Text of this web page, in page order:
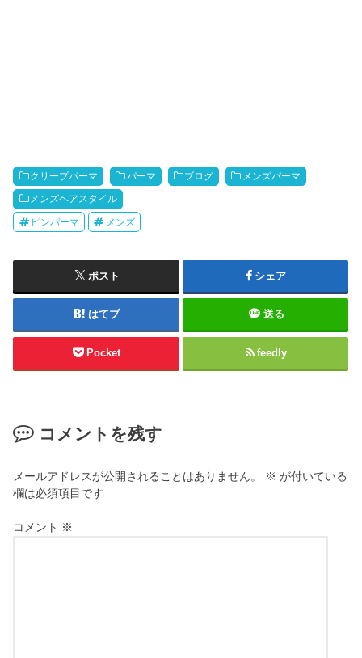
クリープパーマ パーマ ブログ メンズパーマ
メンズヘアスタイル
ピンパーマ メンズ
ポスト シェア
はてブ 送る
Pocket feedly
コメントを残す
メールアドレスが公開されることはありません。 ※ が付いている
欄は必須項目です
コメント ※